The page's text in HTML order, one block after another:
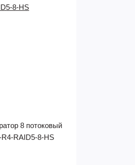
8 потоковый
RAID5-8-HS